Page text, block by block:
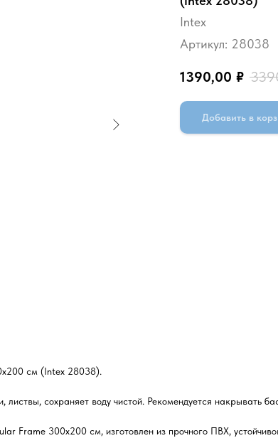
Intex
Артикул: 28038
1390,00 ₽
Добавить в
см (Intex 28038).
листвы, сохраняет воду чистой. Рекомендуется накрывать
Frame 300х200 см, изготовлен из прочного ПВХ,